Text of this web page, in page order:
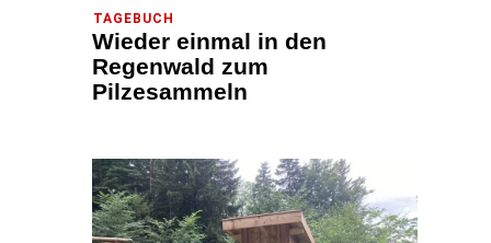
TAGEBUCH
Wieder einmal in den
Regenwald zum
Pilzesammeln